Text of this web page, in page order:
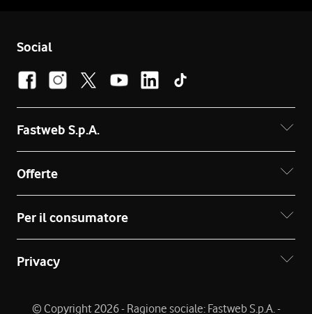
Social
Fastweb S.p.A.
Offerte
Per il consumatore
Privacy
© Copyright 2026 - Ragione sociale: Fastweb S.p.A. -